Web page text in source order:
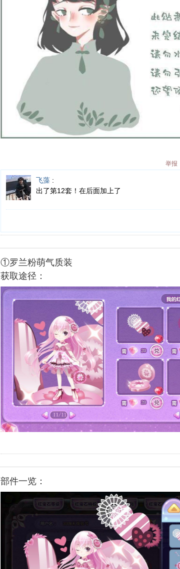
举报
飞藻 :
出了第12套！在后面加上了
①罗兰粉萌气质装
获取途径：
部件一览：